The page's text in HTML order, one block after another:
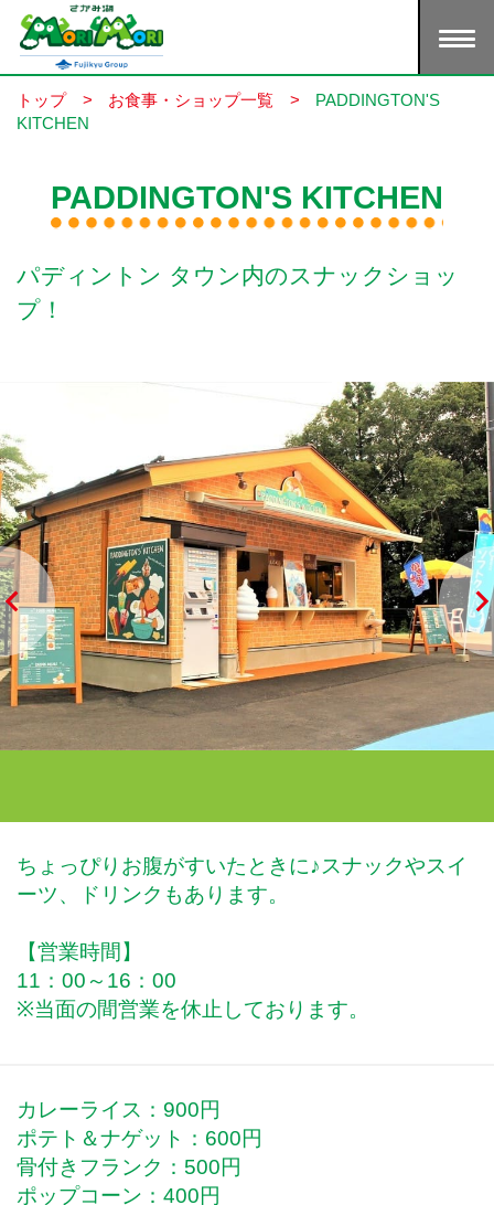
トップ > お食事・ショップ一覧 >
PADDINGTON'S
KITCHEN
PADDINGTON'S KITCHEN
パディントン タウン内のスナックショッ
プ！
ちょっぴりお腹がすいたときに♪スナックやスイ
ーツ、ドリンクもあります。
【営業時間】
11：00～16：00
※当面の間営業を休止しております。
カレーライス：900円
ポテト＆ナゲット：600円
骨付きフランク：500円
ポップコーン：400円